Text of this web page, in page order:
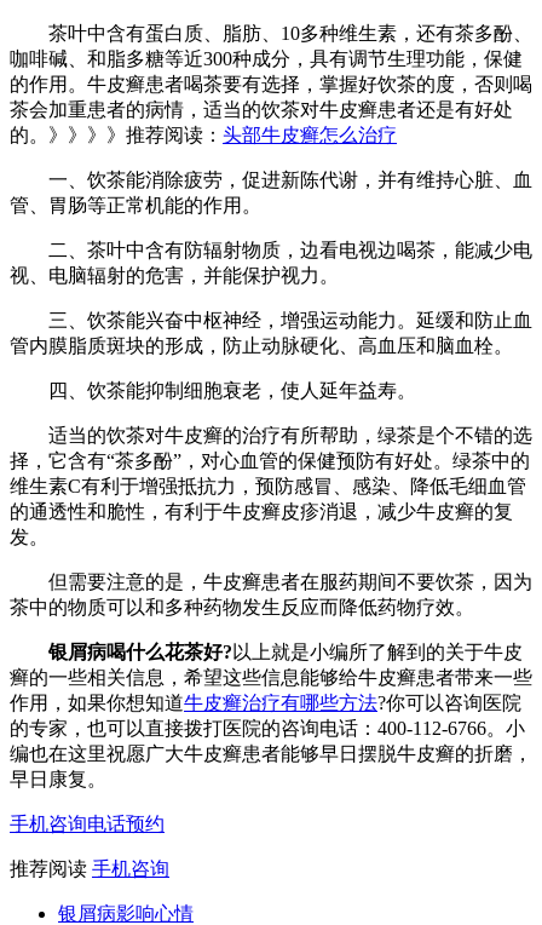
茶叶中含有蛋白质、脂肪、10多种维生素，还有茶多酚、
咖啡碱、和脂多糖等近300种成分，具有调节生理功能，保健
的作用。牛皮癣患者喝茶要有选择，掌握好饮茶的度，否则喝
茶会加重患者的病情，适当的饮茶对牛皮癣患者还是有好处
的。》》》》推荐阅读： 头部牛皮癣怎么治疗
一、饮茶能消除疲劳，促进新陈代谢，并有维持心脏、血
管、胃肠等正常机能的作用。
二、茶叶中含有防辐射物质，边看电视边喝茶，能减少电
视、电脑辐射的危害，并能保护视力。
三、饮茶能兴奋中枢神经，增强运动能力。延缓和防止血
管内膜脂质斑块的形成，防止动脉硬化、高血压和脑血栓。
四、饮茶能抑制细胞衰老，使人延年益寿。
适当的饮茶对牛皮癣的治疗有所帮助，绿茶是个不错的选
择，它含有“茶多酚”，对心血管的保健预防有好处。绿茶中的
维生素C有利于增强抵抗力，预防感冒、感染、降低毛细血管
的通透性和脆性，有利于牛皮癣皮疹消退，减少牛皮癣的复
发。
但需要注意的是，牛皮癣患者在服药期间不要饮茶，因为
茶中的物质可以和多种药物发生反应而降低药物疗效。
银屑病喝什么花茶好? 以上就是小编所了解到的关于牛皮
癣的一些相关信息，希望这些信息能够给牛皮癣患者带来一些
作用，如果你想知道牛皮癣治疗有哪些方法?你可以咨询医院
的专家，也可以直接拨打医院的咨询电话：400-112-6766。小
编也在这里祝愿广大牛皮癣患者能够早日摆脱牛皮癣的折磨，
早日康复。
手机咨询电话预约
推荐阅读 手机咨询
银屑病影响心情